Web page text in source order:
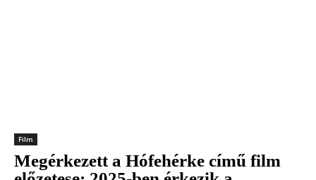
Film
Megérkezett a Hófehérke című film